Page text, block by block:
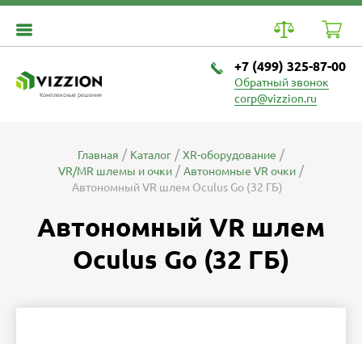
Комплексные решения
+7 (499) 325-87-00
Обратный звонок
corp@vizzion.ru
Главная Каталог
XR-оборудование
VR/MR шлемы и очки
Автономные VR очки
Автономный VR шлем Oculus Go (32 ГБ)
Автономный VR шлем
Oculus Go (32 ГБ)